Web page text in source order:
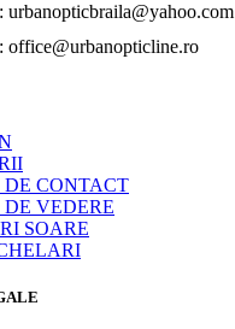
urbanopticbraila@yahoo.com
office@urbanopticline.ro
CONTACT
VEDERE
SOARE